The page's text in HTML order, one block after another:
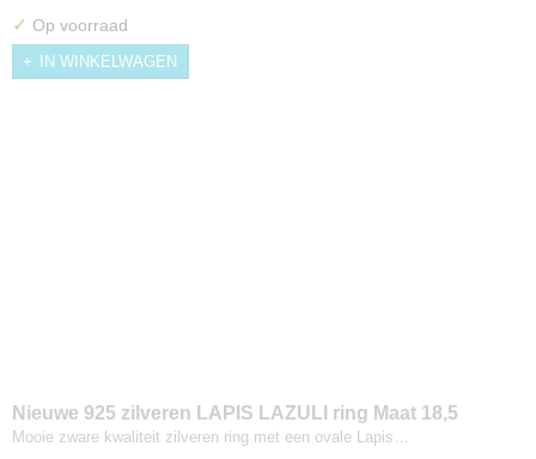
✓ Op voorraad
IN WINKELWAGEN
Nieuwe 925 zilveren LAPIS LAZULI ring Maat 18,5
Mooie zware kwaliteit zilveren ring met een ovale Lapis…